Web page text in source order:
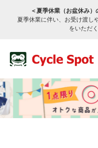
＜夏季休業（お盆休み
夏季休業に伴い、お受け渡し
をいただ